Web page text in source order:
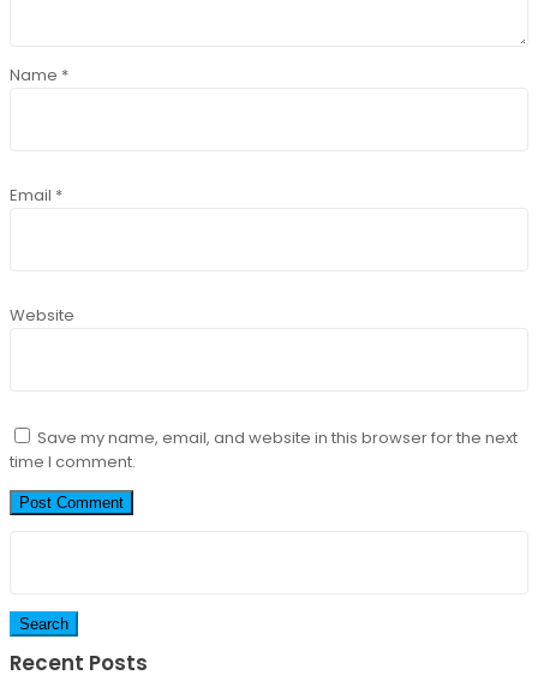
Name *
Email *
Website
Save my name, email, and website in this browser for the next
time I comment.
Recent Posts